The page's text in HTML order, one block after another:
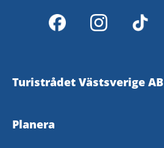
Turistrådet Västsverige AB
Tipsa om evenemang
Planera